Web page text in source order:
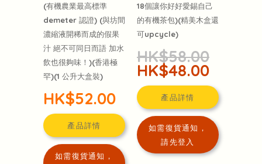
(有機農業最高標準
demeter 認證) (與坊間
濃縮液開稀而成的假果
汁 絕不可同日而語 加水
飲也很夠味！)(香港極
罕)(1 公升大盒裝)
HK$52.00
產品詳情
如需復貨通知，
18個讓你好好愛錫自己
的有機茶包)(精美木盒還
可upcycle)
HK$58.00
HK$48.00
產品詳情
如需復貨通知，
請先登入